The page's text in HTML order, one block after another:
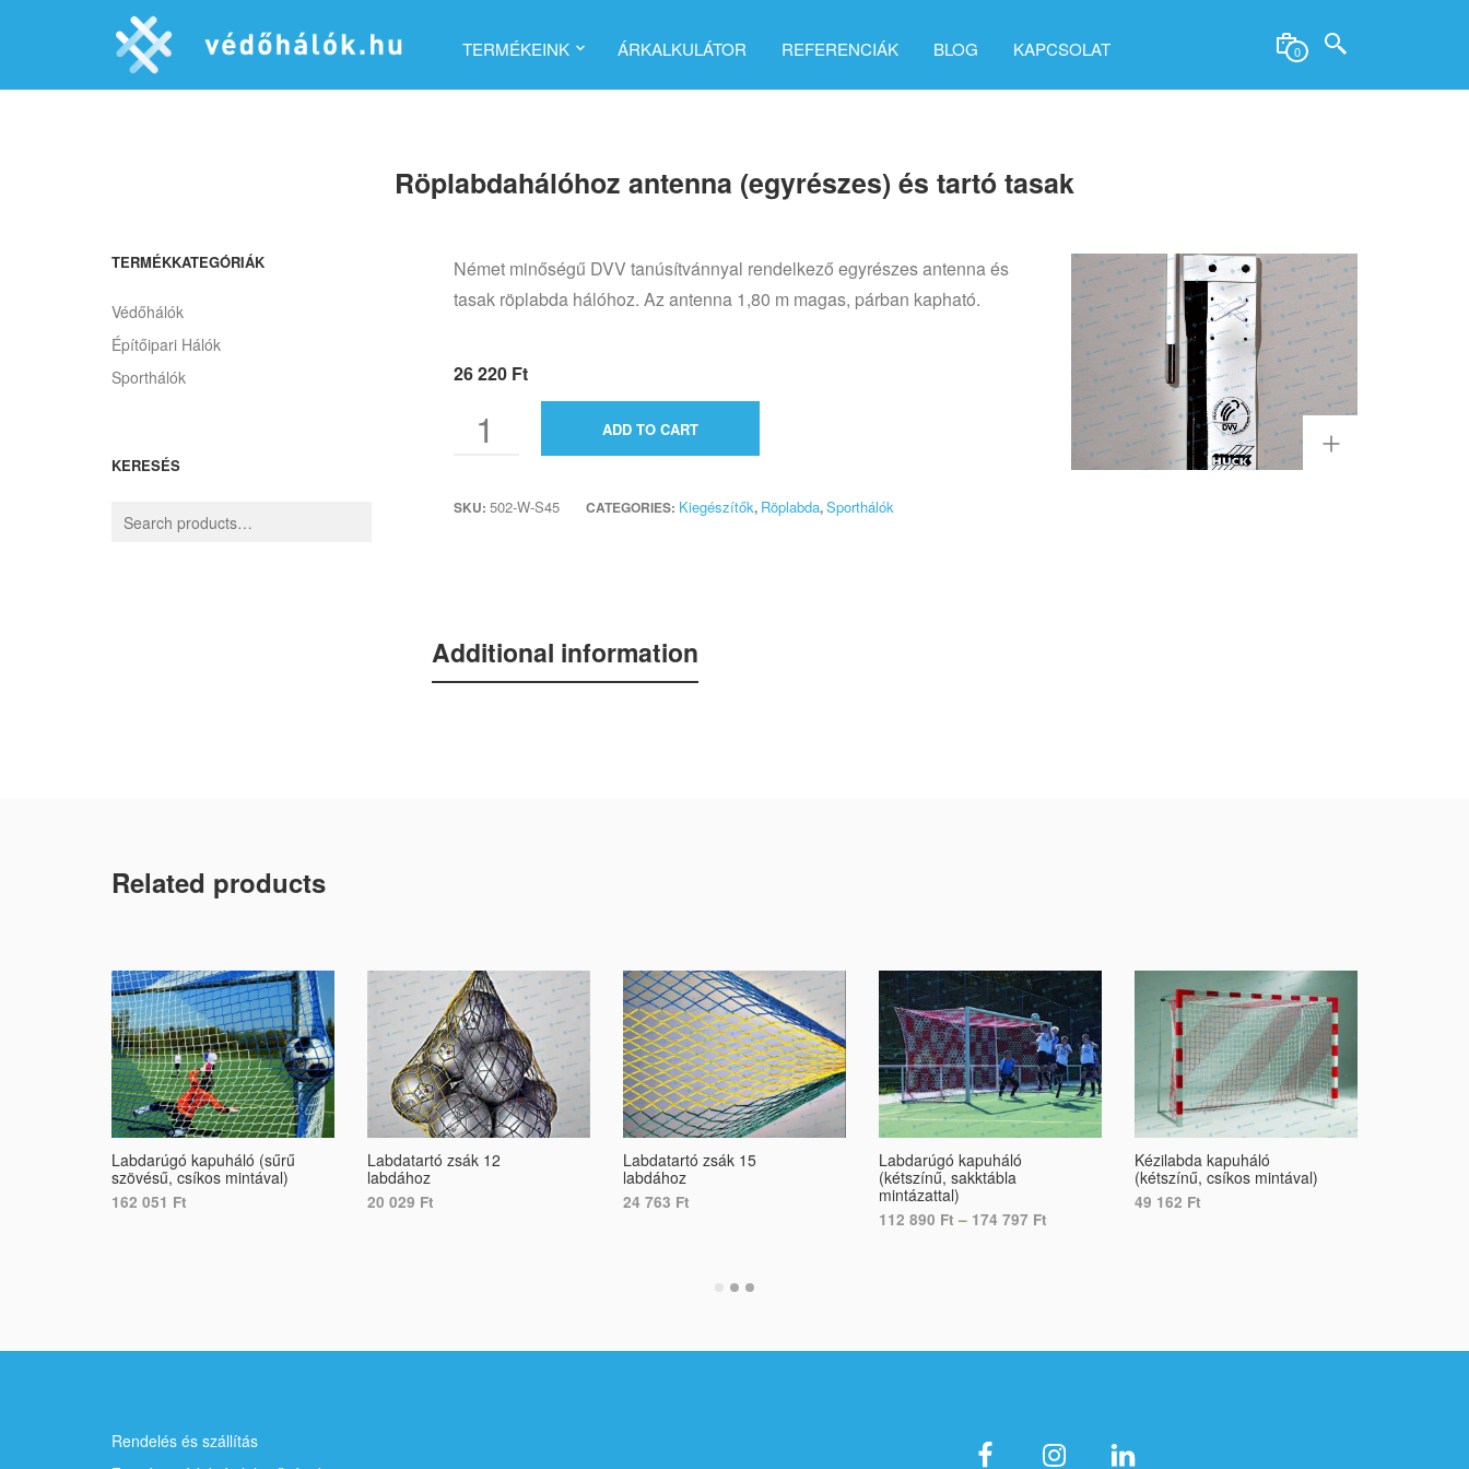
TERMÉKEINK ÁRKALKULÁTOR REFERENCIÁK BLOG KAPCSOLAT 0
Röplabdahálóhoz antenna (egyrészes) és tartó tasak
TERMÉKKATEGÓRIÁK
Védőhálók
Építőipari Hálók
Sporthálók
KERESÉS
Német minőségű DVV tanúsítvánnyal rendelkező egyrészes antenna és
tasak röplabda hálóhoz. Az antenna 1,80 m magas, párban kapható.
26 220 Ft
ADD TO CART
SKU: 502-W-S45 CATEGORIES: Kiegészítők, Röplabda,Sporthálók
Additional information
Related products
Labdarúgó kapuháló (sűrű
szövésű, csíkos mintával)
162 051 Ft
Labdatartó zsák 12
labdához
20 029 Ft
Labdatartó zsák 15
labdához
24 763 Ft
Labdarúgó kapuháló
(kétszínű, sakktábla
mintázattal)
112 890 Ft – 174 797 Ft
Kézilabda kapuháló
(kétszínű, csíkos mintával)
49 162 Ft
Rendelés és szállítás